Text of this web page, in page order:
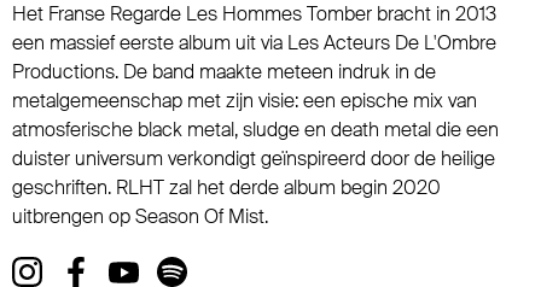
Het Franse Regarde Les Hommes Tomber bracht in 2013
een massief eerste album uit via Les Acteurs De L'Ombre
Productions. De band maakte meteen indruk in de
metalgemeenschap met zijn visie: een epische mix van
atmosferische black metal, sludge en death metal die een
duister universum verkondigt geïnspireerd door de heilige
geschriften. RLHT zal het derde album begin 2020
uitbrengen op Season Of Mist.